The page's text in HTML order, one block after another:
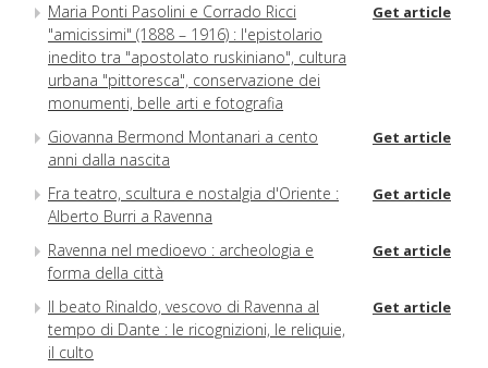
Maria Ponti Pasolini e Corrado Ricci
"amicissimi" (1888 – 1916) : l'epistolario
inedito tra "apostolato ruskiniano", cultura
urbana "pittoresca", conservazione dei
monumenti, belle arti e fotografia
Get article
Giovanna Bermond Montanari a cento
anni dalla nascita
Get article
Fra teatro, scultura e nostalgia d'Oriente :
Alberto Burri a Ravenna
Get article
Ravenna nel medioevo : archeologia e
forma della città
Get article
Il beato Rinaldo, vescovo di Ravenna al
tempo di Dante : le ricognizioni, le reliquie,
il culto
Get article